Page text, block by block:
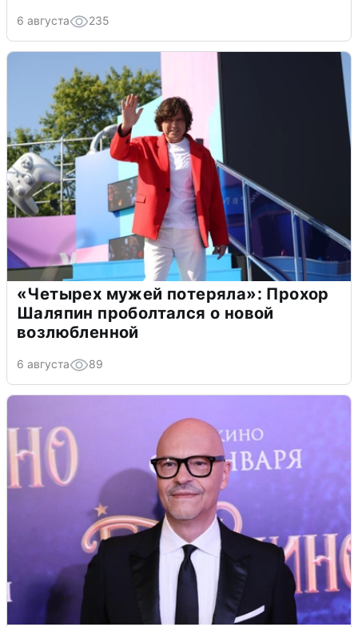
6 августа 235
«Четырех мужей потеряла»: Прохор
Шаляпин проболтался о новой
возлюбленной
6 августа 89